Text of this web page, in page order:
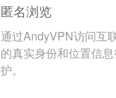
匿名浏览
通过AndyVPN访问互
的真实身份和位置信
护。